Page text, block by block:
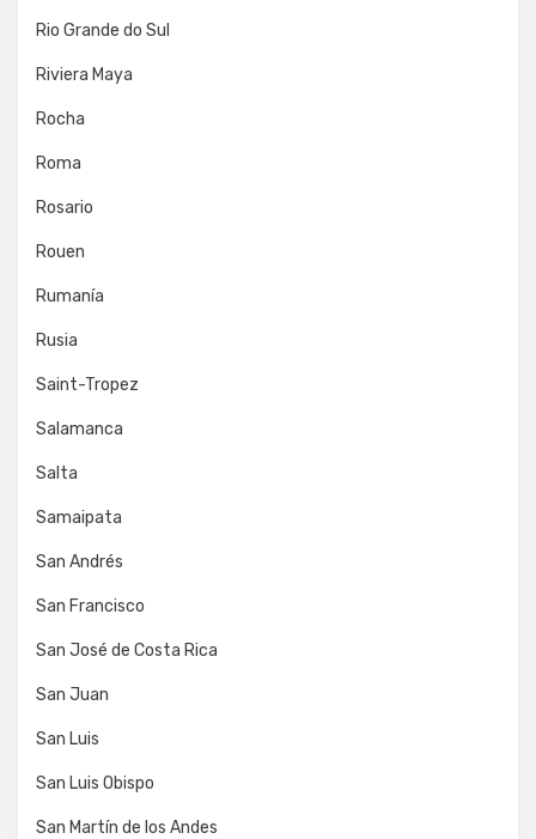
Rio Grande do Sul
Riviera Maya
Rocha
Roma
Rosario
Rouen
Rumanía
Rusia
Saint-Tropez
Salamanca
Salta
Samaipata
San Andrés
San Francisco
San José de Costa Rica
San Juan
San Luis
San Luis Obispo
San Martín de los Andes